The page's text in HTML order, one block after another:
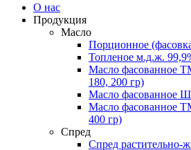
О нас
Продукция
Масло
Порционное
Топленое м.д.ж.
Масло фасованное
180, 200 гр)
Масло фасованное
Масло фасованное
400 гр)
Спред
Спред растительно-